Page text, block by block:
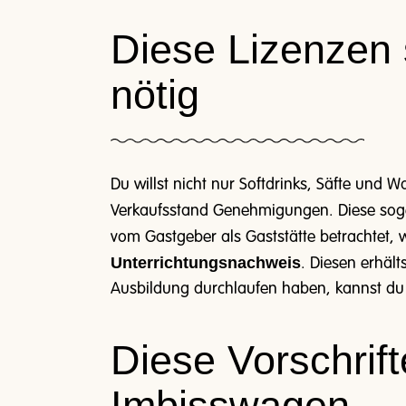
Diese
nötig
Du willst nicht nur Softdrinks, Säfte und
Verkaufsstand Genehmigungen. Diese
vom Gastgeber als Gaststätte
Unterrichtungsnachweis. Diesen
Ausbildung durchlaufen haben, kannst
Diese